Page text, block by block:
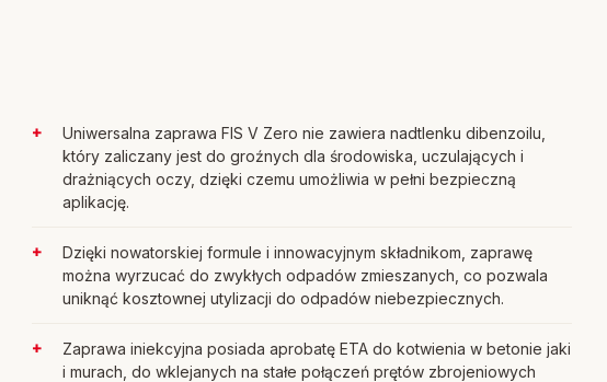
Uniwersalna zaprawa FIS V Zero nie zawiera nadtlenku dibenzoilu,
który zaliczany jest do groźnych dla środowiska, uczulających i
drażniących oczy, dzięki czemu umożliwia w pełni bezpieczną
aplikację.
Dzięki nowatorskiej formule i innowacyjnym składnikom, zaprawę
można wyrzucać do zwykłych odpadów zmieszanych, co pozwala
uniknąć kosztownej utylizacji do odpadów niebezpiecznych.
Zaprawa iniekcyjna posiada aprobatę ETA do kotwienia w betonie jaki
i murach, do wklejanych na stałe połączeń prętów zbrojeniowych